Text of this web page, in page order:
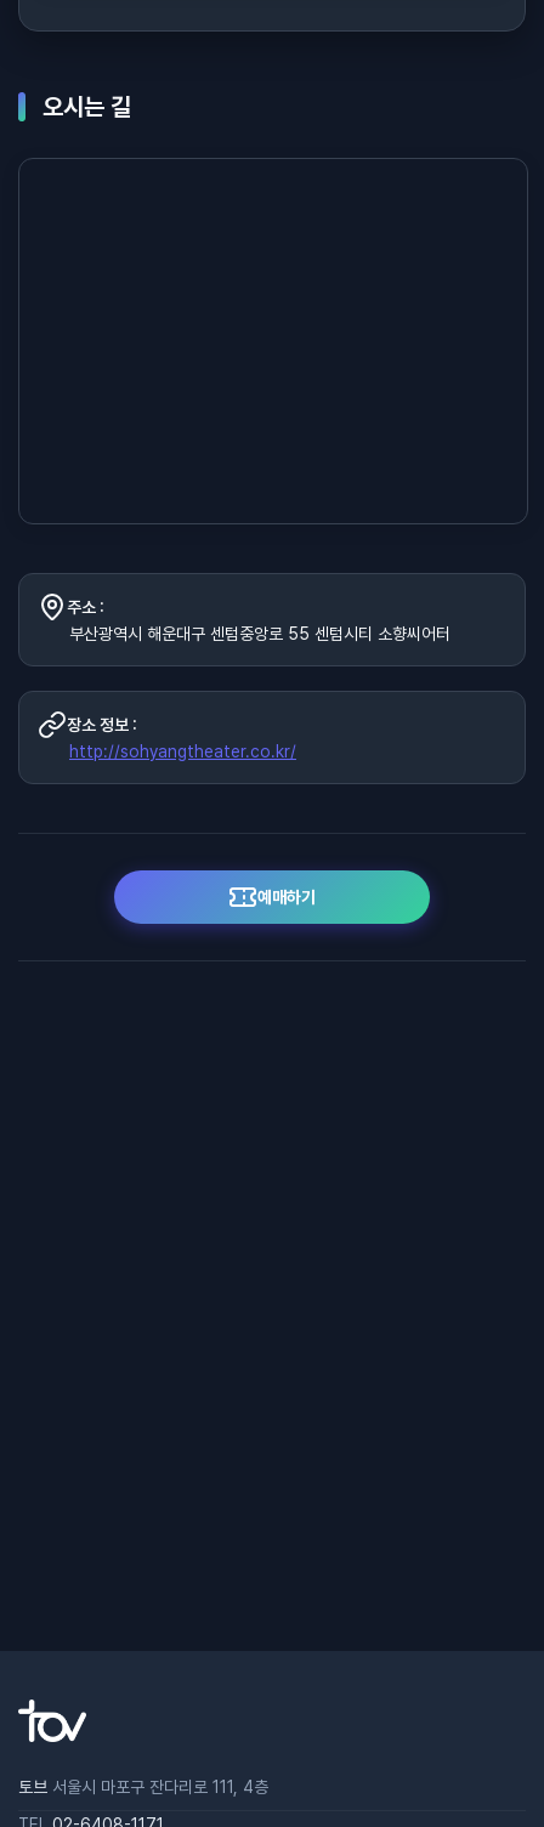
오시는 길
주소 :
부산광역시 해운대구 센텀중앙로 55 센텀시티 소향씨어터
장소 정보 :
http://sohyangtheater.co.kr/
예매하기
토브 서울시 마포구 잔다리로 111, 4층